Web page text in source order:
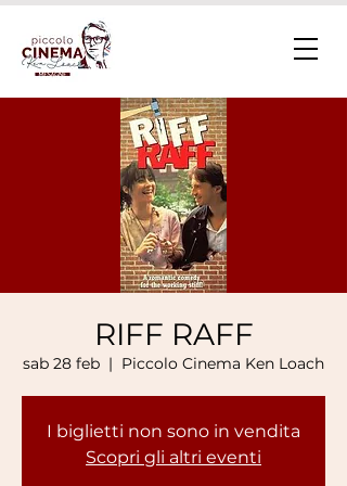
RIFF RAFF
sab 28 feb
  |
Piccolo Cinema Ken Loach
I biglietti non sono in vendita
Scopri gli altri eventi